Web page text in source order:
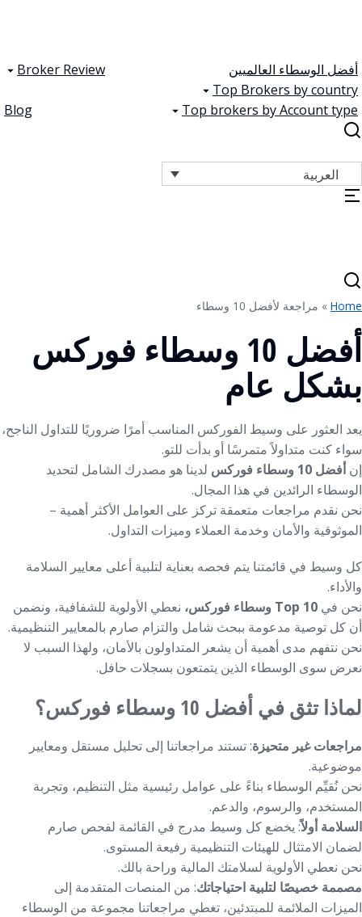
أفضل الوسطاء العالميين
Broker Review
Top Brokers by country
Top brokers by Account type
Blog
العربية
Home
» مراجعة لأفضل 10 وسطاء
أفضل 10 وسطاء فوركس
بشكل عام
يعد العثور على وسيط الفوركس المناسب أمرًا ضروريًا للتداول الناجح،
سواء كنت متداولاً متمرسًا أو بدأت للتو.
إنأفضل 10 وسطاء فوركس
لدينا هو مصدرك الشامل لتحديد
الوسطاء الرائدين في هذا المجال.
نحن نقدم مراجعات متعمقة تركز على العوامل الأكثر أهمية –
الموثوقية والأمان وخدمة العملاء وميزات التداول.
كل وسيط في قائمتنا يتم فحصه بعناية لتلبية أعلى معايير السلامة
والأداء.
نحن في Top 10 وسطاء فوركس،
نعطي الأولوية للشفافية، ونضمن
أن كل توصية مدعومة ببحث شامل والتزام صارم بالمعايير التنظيمية.
نحن نتفهم مدى أهمية أن يشعر المتداولون بالأمان، ولهذا السبب لا
نعرض سوى الوسطاء الذين يتمتعون بسجلات حافل.
لماذا تثق في أفضل 10 وسطاء فوركس؟
مراجعات غير متحيزة: تستند مراجعاتنا إلى تحليل مستقل ومعايير
موضوعية.
نحن نُقيِّم الوسطاء بناءً على عوامل رئيسية مثل التنظيم، وتجربة
المستخدم، والرسوم، والدعم.
السلامة أولاً: يخضع كل وسيط مدرج في القائمة لفحص صارم
لضمان الامتثال للهيئات التنظيمية رفيعة المستوى.
نحن نعطي الأولوية لسلامتك المالية وراحة بالك.
مصممة خصيصًا لتلبية احتياجاتك: من المنصات المتقدمة إلى
الميزات الملائمة للمبتدئين، تغطي مراجعاتنا مجموعة من الوسطاء